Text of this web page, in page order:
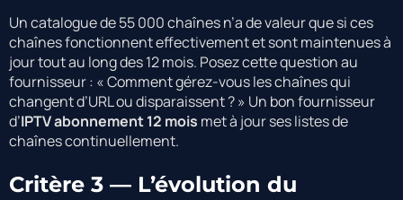
Un catalogue de 55 000 chaînes n’a de valeur que si ces
chaînes fonctionnent effectivement et sont maintenues à
jour tout au long des 12 mois. Posez cette question au
fournisseur : « Comment gérez-vous les chaînes qui
changent d’URL ou disparaissent ? » Un bon fournisseur
d’IPTV abonnement 12 mois met à jour ses listes de
chaînes continuellement.
Critère 3 — L’évolution du